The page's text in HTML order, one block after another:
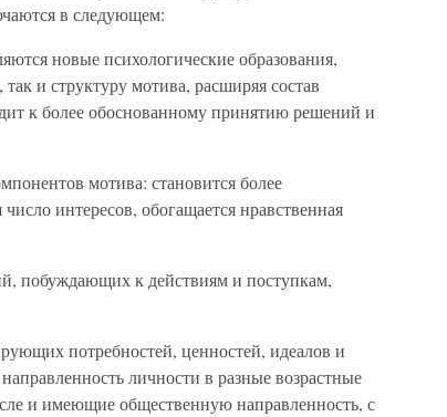
в следующем:
новые психологические образования,
и структуру мотива, расширяя состав
к более обоснованному принятию решений и
мотива: становится более
интересов, обогащается нравственная
побуждающих к действиям и поступкам,
потребностей, ценностей, идеалов и
личности в разные возрастные
и имеющие общественную направленность, с